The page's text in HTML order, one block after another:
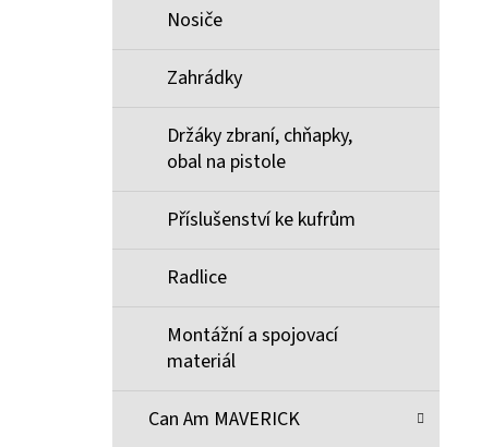
Nosiče
Zahrádky
Držáky zbraní, chňapky,
obal na pistole
Příslušenství ke kufrům
Radlice
Montážní a spojovací
materiál
Can Am MAVERICK